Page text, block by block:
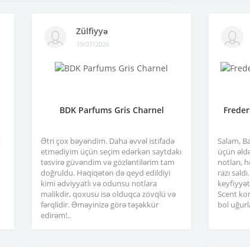
Zülfiyyə
19/07/2026
BDK Parfums Gris Charnel
Ətri çox bəyəndim. Daha əvvəl istifadə
etmədiyim üçün seçim edərkən saytdakı
təsvirə güvəndim və gözləntilərim tam
doğruldu. Həqiqətən də qeyd edildiyi
kimi ədviyyatlı və odunsu notlara
malikdir, qoxusu isə olduqca zövqlü və
fərqlidir. Əməyinizə görə təşəkkür
edirəm!..
Salam,
üçün
notları,
razı
Scent
bol